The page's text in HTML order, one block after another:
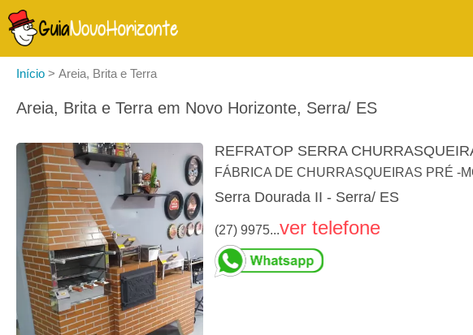
Início > Areia, Brita e Terra
Areia, Brita e Terra em Novo Horizonte, Serra/ ES
REFRATOP SERRA
FÁBRICA DE CHURRASQUEIRAS PRÉ -
Serra Dourada II - Serra/ ES
(27) 9975...ver telefone